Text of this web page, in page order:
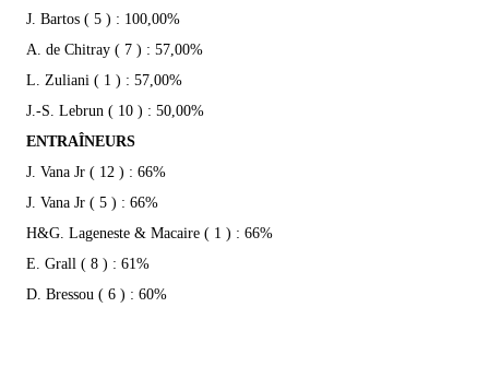
J. Bartos ( 5 ) : 100,00%
A. de Chitray ( 7 ) : 57,00%
L. Zuliani ( 1 ) : 57,00%
J.-S. Lebrun ( 10 ) : 50,00%
ENTRAÎNEURS
J. Vana Jr ( 12 ) : 66%
J. Vana Jr ( 5 ) : 66%
H&G. Lageneste & Macaire ( 1 ) : 66%
E. Grall ( 8 ) : 61%
D. Bressou ( 6 ) : 60%